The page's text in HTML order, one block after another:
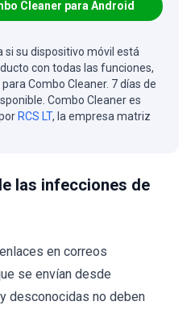
Cleaner para Android
si su dispositivo móvil está
con todas las funciones,
Combo Cleaner. 7 días de
Combo Cleaner es
RCS LT, la empresa matriz
las infecciones de
en correos
se envían desde
desconocidas no deben